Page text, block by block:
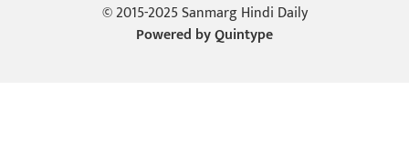
© 2015-2025 Sanmarg Hindi Daily
Powered byQuintype